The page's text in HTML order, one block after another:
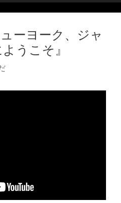
ーヨーク、ジャ
うこそ』